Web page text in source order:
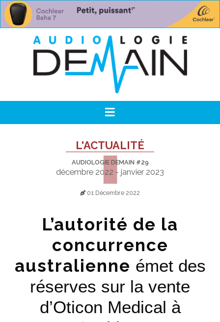
L'ACTUALITÉ
AUDIOLOGIE DEMAIN #29
décembre 2022 - janvier 2023
01 Décembre 2022
L’autorité de la
concurrence
australienne émet des
réserves sur la vente
d’Oticon Medical à